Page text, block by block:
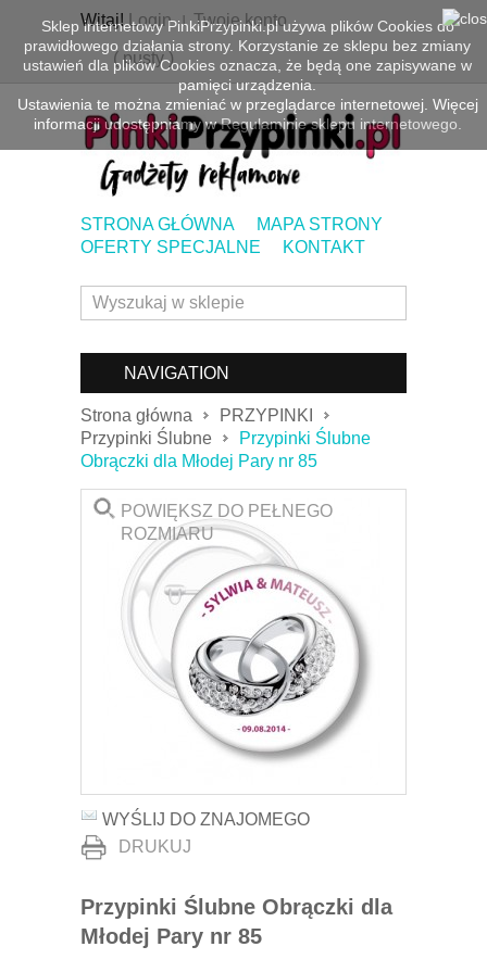
Witaj!Login Twoje konto
( pusty)
STRONA GŁÓWNA
MAPA STRONY
OFERTY SPECJALNE
KONTAKT
NAVIGATION
Strona główna
PRZYPINKI
Przypinki Ślubne
Przypinki Ślubne
Obrączki dla Młodej Pary nr 85
POWIĘKSZ DO PEŁNEGO
ROZMIARU
WYŚLIJ DO ZNAJOMEGO
DRUKUJ
Przypinki Ślubne Obrączki dla
Młodej Pary nr 85
Sklep internetowy PinkiPrzypinki.pl używa plików Cookies do
prawidłowego działania strony. Korzystanie ze sklepu bez zmiany
ustawień dla plików Cookies oznacza, że będą one zapisywane w
pamięci urządzenia.
Ustawienia te można zmieniać w przeglądarce internetowej. Więcej
informacji udostępniamy wRegulaminie sklepu internetowego.